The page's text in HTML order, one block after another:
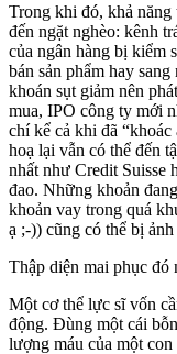
Trong khi đó, khả năng
đến ngặt nghèo: kênh
của ngân hàng bị kiểm
bán sản phẩm hay
khoán sụt giảm nên
mua, IPO công ty mới
chí kể cả khi đã
hoạ lại vẫn có thể đến
nhất như Credit Suisse
đao. Những khoản
khoản vay trong quá
ạ ;-)) cũng có thể bị
Thập diện mai phục đó
Một cơ thể lực sĩ vốn
động. Đùng một cái
lượng máu của một